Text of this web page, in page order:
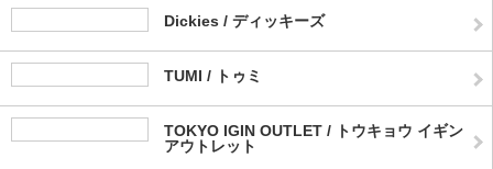
Dickies / ディッキーズ
TUMI / トゥミ
TOKYO IGIN OUTLET / トウキョウ イギン
アウトレット